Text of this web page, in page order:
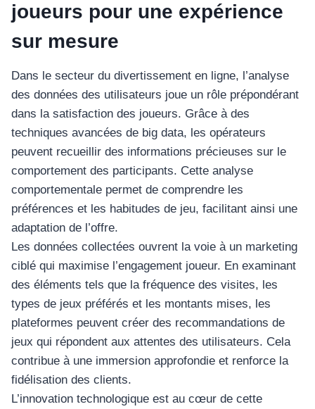
joueurs pour une expérience
sur mesure
Dans le secteur du divertissement en ligne, l’analyse
des données des utilisateurs joue un rôle prépondérant
dans la satisfaction des joueurs. Grâce à des
techniques avancées de big data, les opérateurs
peuvent recueillir des informations précieuses sur le
comportement des participants. Cette analyse
comportementale permet de comprendre les
préférences et les habitudes de jeu, facilitant ainsi une
adaptation de l’offre.
Les données collectées ouvrent la voie à un marketing
ciblé qui maximise l’engagement joueur. En examinant
des éléments tels que la fréquence des visites, les
types de jeux préférés et les montants mises, les
plateformes peuvent créer des recommandations de
jeux qui répondent aux attentes des utilisateurs. Cela
contribue à une immersion approfondie et renforce la
fidélisation des clients.
L’innovation technologique est au cœur de cette